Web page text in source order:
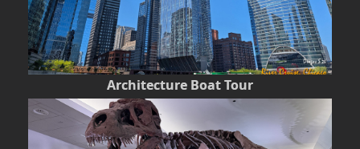
Architecture Boat Tour